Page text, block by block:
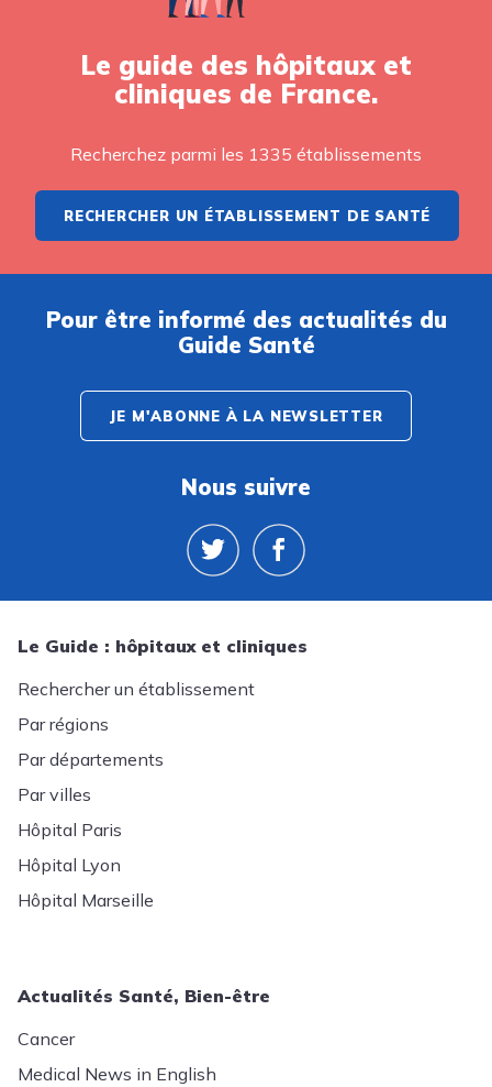
Le guide des hôpitaux et
cliniques de France.
Recherchez parmi les 1335 établissements
RECHERCHER UN ÉTABLISSEMENT DE SANTÉ
Pour être informé des actualités du
Guide Santé
JE M'ABONNE À LA NEWSLETTER
Nous suivre
Le Guide : hôpitaux et cliniques
Rechercher un établissement
Par régions
Par départements
Par villes
Hôpital Paris
Hôpital Lyon
Hôpital Marseille
Actualités Santé, Bien-être
Cancer
Medical News in English